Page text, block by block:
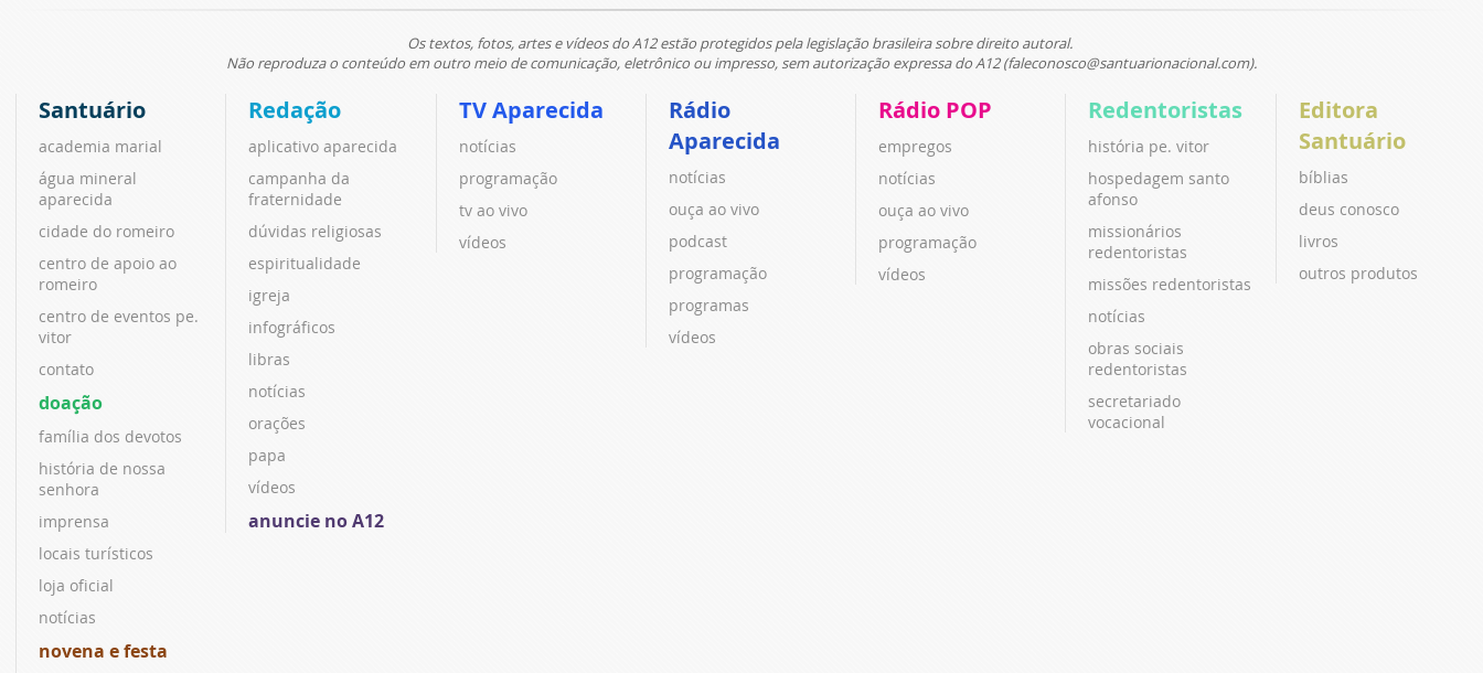
Os textos, fotos, artes e vídeos do A12 estão protegidos pela legislação brasileira sobre direito autoral.
Não reproduza o conteúdo em outro meio de comunicação, eletrônico ou impresso, sem autorização expressa do A12 (faleconosco@santuarionacional.com).
Santuário
academia marial
água mineral
aparecida
cidade do romeiro
centro de apoio ao
romeiro
centro de eventos pe.
vitor
contato
doação
família dos devotos
história de nossa
senhora
imprensa
locais turísticos
loja oficial
notícias
novena e festa
Redação
aplicativo aparecida
campanha da
fraternidade
dúvidas religiosas
espiritualidade
igreja
infográficos
libras
notícias
orações
papa
vídeos
anuncie no A12
TV Aparecida
notícias
programação
tv ao vivo
vídeos
Rádio
Aparecida
notícias
ouça ao vivo
podcast
programação
programas
vídeos
Rádio POP
empregos
notícias
ouça ao vivo
programação
vídeos
Redentoristas
história pe. vitor
hospedagem santo
afonso
missionários
redentoristas
missões redentoristas
notícias
obras sociais
redentoristas
secretariado
vocacional
Editora
Santuário
bíblias
deus conosco
livros
outros produtos